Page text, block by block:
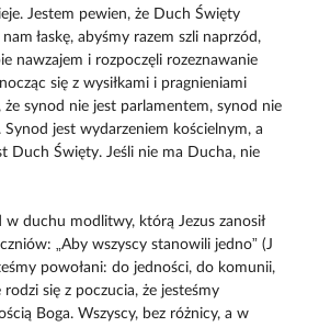
Jestem pewien, że Duch Święty
łaskę, abyśmy razem szli naprzód,
nawzajem i rozpoczęli rozeznawanie
się z wysiłkami i pragnieniami
że synod nie jest parlamentem, synod nie
jest wydarzeniem kościelnym, a
Duch Święty. Jeśli nie ma Ducha, nie
w duchu modlitwy, którą Jezus zanosił
„Aby wszyscy stanowili jedno” (J
powołani: do jedności, do komunii,
się z poczucia, że jesteśmy
Boga. Wszyscy, bez różnicy, a w